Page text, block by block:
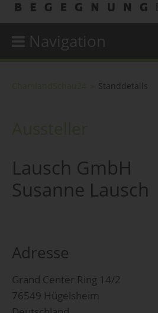
Navigation
Standdetails
Lausch GmbH
Susanne Lausch
Adresse
Grand Center Ring 14/2
76549 Hügelsheim